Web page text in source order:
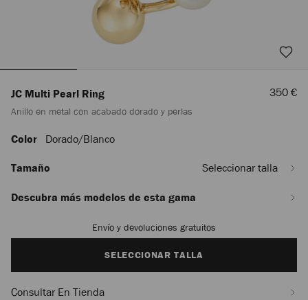
JC Multi Pearl Ring
Anillo en metal con acabado dorado y perlas
Precio
350 €
https://row.jimmychoo.com/es_ES/mujer/accesorios/joyer%C3%ADa/
pearl-
en-
metal-
perlas-
Color Dorado/blanco
Descubra más modelos de esta gama
Tamaño Seleccionar talla
to
Envío y devoluciones gratuitos
SELECCIONAR TALLA
Consultar En Tienda